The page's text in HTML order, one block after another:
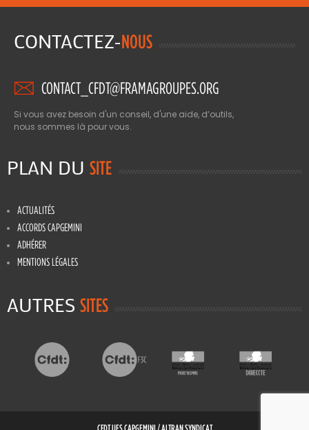
CONTACTEZ-NOUS
CONTACT_CFDT@FRAMAGROUPES.ORG
Si vous avez besoin d'un conseil, d'une aide, d’outils,
nous sommes là pour vous.
PLAN DU SITE
ACTUALITÉS
ACCORDS CAPGEMINI
ADHÉRER
MENTIONS LÉGALES
AUTRES SITES
CFDT UES CAPGEMINI / ALTRAN SYNDICAT